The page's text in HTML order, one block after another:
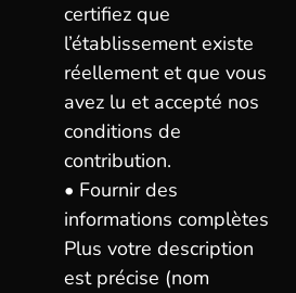
certifiez que
l’établissement existe
réellement et que vous
avez lu et accepté nos
conditions de
contribution.
• Fournir des
informations complètes
Plus votre description
est précise (nom